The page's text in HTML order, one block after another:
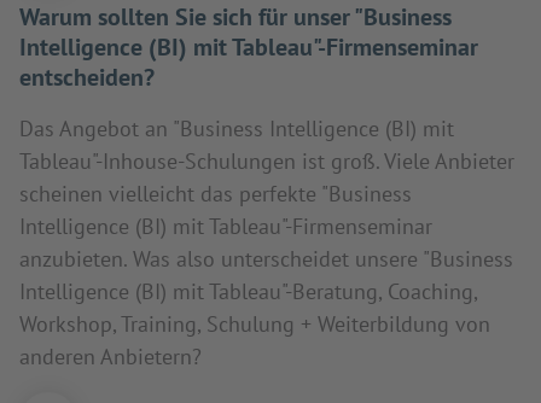
Warum sollten Sie sich für unser "Business
Intelligence (BI) mit Tableau"-Firmenseminar
entscheiden?
Das Angebot an "Business Intelligence (BI) mit
Tableau"-Inhouse-Schulungen ist groß. Viele Anbieter
scheinen vielleicht das perfekte "Business
Intelligence (BI) mit Tableau"-Firmenseminar
anzubieten. Was also unterscheidet unsere "Business
Intelligence (BI) mit Tableau"-Beratung, Coaching,
Workshop, Training, Schulung + Weiterbildung von
anderen Anbietern?